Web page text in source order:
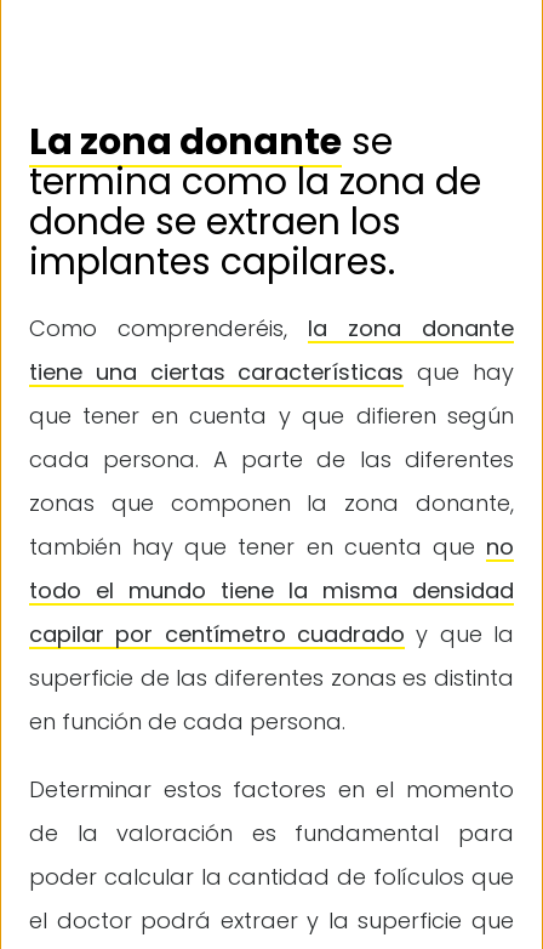
La zona donante se
termina como la zona de
donde se extraen los
implantes capilares.
Como comprenderéis, la zona donante
tiene una ciertas características que hay
que tener en cuenta y que difieren según
cada persona. A parte de las diferentes
zonas que componen la zona donante,
también hay que tener en cuenta que no
todo el mundo tiene la misma densidad
capilar por centímetro cuadrado y que la
superficie de las diferentes zonas es distinta
en función de cada persona.
Determinar estos factores en el momento
de la valoración es fundamental para
poder calcular la cantidad de folículos que
el doctor podrá extraer y la superficie que